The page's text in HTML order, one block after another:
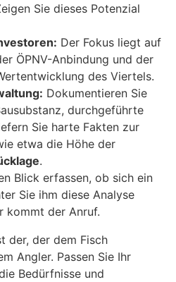
Sie dieses Potenzial
Der Fokus liegt auf
ÖPNV-Anbindung und der
des Viertels.
Dokumentieren Sie
durchgeführte
Sie harte Fakten zur
etwa die Höhe der
.
Blick erfassen, ob sich ein
Sie ihm diese Analyse
kommt der Anruf.
der, der dem Fisch
Angler. Passen Sie Ihr
Bedürfnisse und